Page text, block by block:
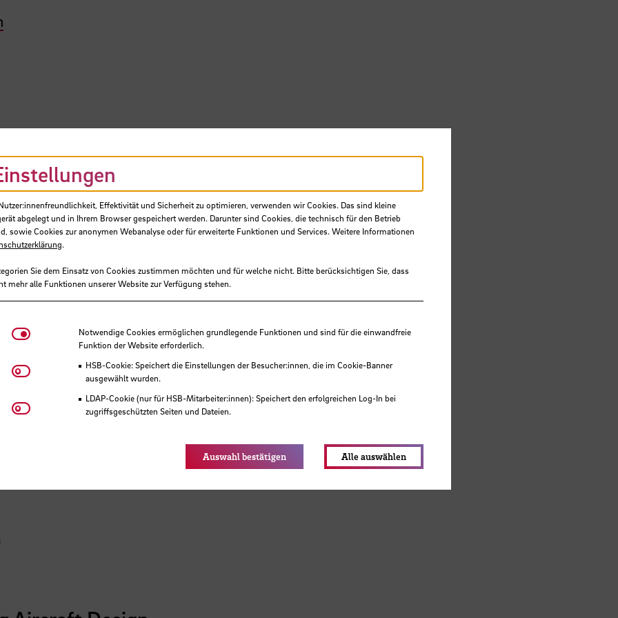
und Raumfahrt
Effektivität und Sicherheit zu optimieren, verwenden wir Cookies. Das sind kleine
abgelegt und in Ihrem Browser gespeichert werden. Darunter sind Cookies, die technisch für den Betrieb
sowie Cookies zur anonymen Webanalyse oder für erweiterte Funktionen und Services. Weitere Informationen
.
Sie dem Einsatz von Cookies zustimmen möchten und für welche nicht. Bitte berücksichtigen Sie, dass
mehr alle Funktionen unserer Website zur Verfügung stehen.
Notwendige CookiesNotwendige Cookies ermöglichen grundlegende Funktionen und sind für die einwandfreie
Funktion der Website erforderlich.
HSB-Cookie: Speichert die Einstellungen der Besucher:innen, die im Cookie-Banner
ausgewählt wurden.
LDAP-Cookie (nur für HSB-Mitarbeiter:innen): Speichert den erfolgreichen Log-In bei
zugriffsgeschützten Seiten und Dateien.
Matomo
Youtube
Auswahl bestätigen Alle auswählen